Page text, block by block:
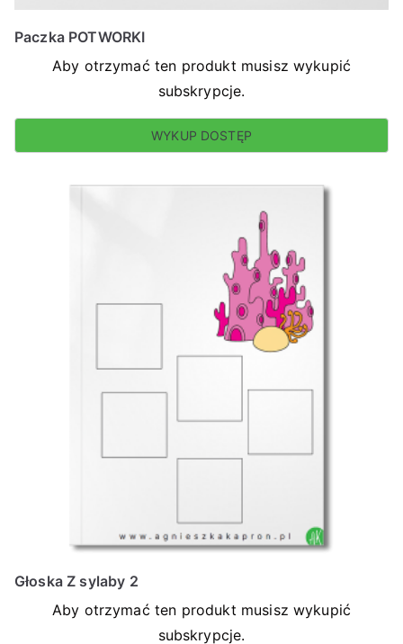
Paczka POTWORKI
Aby otrzymać ten produkt musisz wykupić
subskrypcje.
WYKUP DOSTĘP
Głoska Z sylaby 2
Aby otrzymać ten produkt musisz wykupić
subskrypcje.